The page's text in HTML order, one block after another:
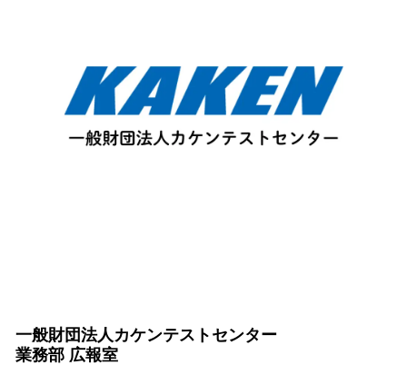
一般財団法人カケンテストセンター
業務部 広報室